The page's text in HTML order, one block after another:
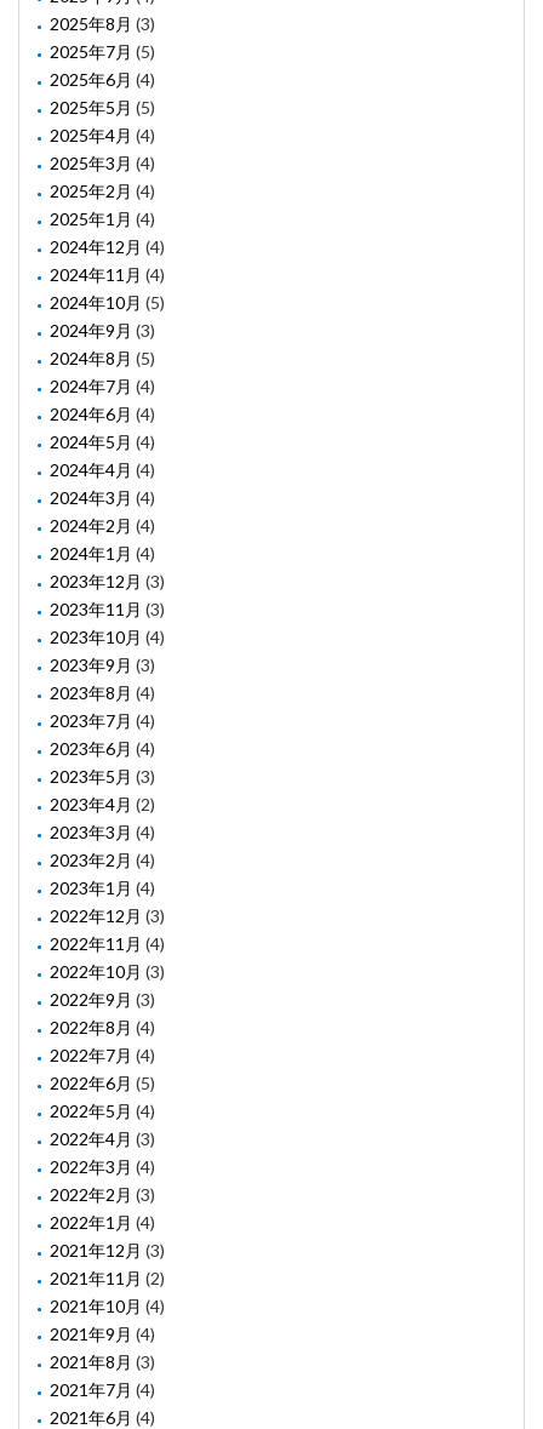
2025年8月 (3)
2025年7月 (5)
2025年6月 (4)
2025年5月 (5)
2025年4月 (4)
2025年3月 (4)
2025年2月 (4)
2025年1月 (4)
2024年12月 (4)
2024年11月 (4)
2024年10月 (5)
2024年9月 (3)
2024年8月 (5)
2024年7月 (4)
2024年6月 (4)
2024年5月 (4)
2024年4月 (4)
2024年3月 (4)
2024年2月 (4)
2024年1月 (4)
2023年12月 (3)
2023年11月 (3)
2023年10月 (4)
2023年9月 (3)
2023年8月 (4)
2023年7月 (4)
2023年6月 (4)
2023年5月 (3)
2023年4月 (2)
2023年3月 (4)
2023年2月 (4)
2023年1月 (4)
2022年12月 (3)
2022年11月 (4)
2022年10月 (3)
2022年9月 (3)
2022年8月 (4)
2022年7月 (4)
2022年6月 (5)
2022年5月 (4)
2022年4月 (3)
2022年3月 (4)
2022年2月 (3)
2022年1月 (4)
2021年12月 (3)
2021年11月 (2)
2021年10月 (4)
2021年9月 (4)
2021年8月 (3)
2021年7月 (4)
2021年6月 (4)